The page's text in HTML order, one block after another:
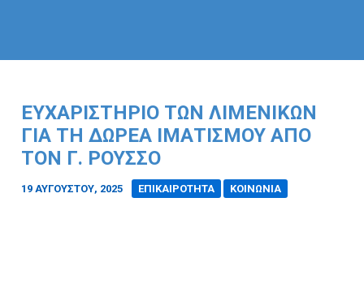
ΕΥΧΑΡΙΣΤΉΡΙΟ ΤΩΝ ΛΙΜΕΝΙΚΏΝ
ΓΙΑ ΤΗ ΔΩΡΕΆ ΙΜΑΤΙΣΜΟΎ ΑΠΌ
ΤΟΝ Γ. ΡΟΎΣΣΟ
19 ΑΥΓΟΎΣΤΟΥ, 2025 ΕΠΙΚΑΙΡΟΤΗΤΑ ΚΟΙΝΩΝΙΑ